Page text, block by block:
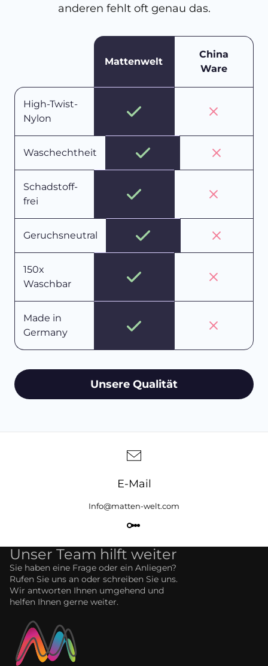
anderen fehlt oft genau das.
Mattenwelt
China
Ware
High-Twist-
Nylon
Waschechtheit
Schadstoff-
frei
Geruchsneutral
150x
Waschbar
Made in
Germany
Unsere Qualität
E-Mail
Info@matten-welt.com
Unser Team hilft weiter
Sie haben eine Frage oder ein Anliegen?
Rufen Sie uns an oder schreiben Sie uns.
Wir antworten Ihnen umgehend und
helfen Ihnen gerne weiter.